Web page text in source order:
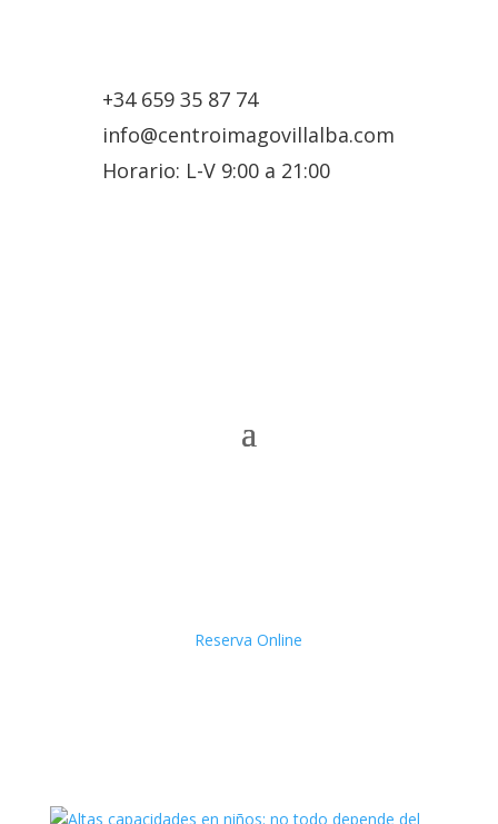
+34 659 35 87 74
info@centroimagovillalba.com
Horario: L-V 9:00 a 21:00
Reserva Online